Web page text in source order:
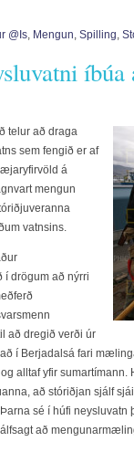
@is, Mengun, Spilling,
íbúa
telur að draga
sem fengið er af
á
mengun
vatnsins.
í drögum að nýrri
að dregið verði úr
í Berjadalsá fari
alltaf yfir
að stóriðjan sjálf
sé í húfi
að